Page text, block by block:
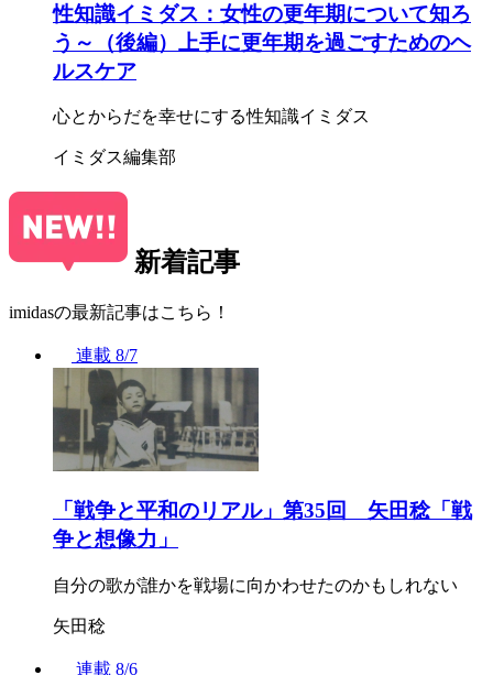
性知識イミダス：女性の更年期について知ろ
う～（後編）上手に更年期を過ごすためのヘ
ルスケア
心とからだを幸せにする性知識イミダス
イミダス編集部
新着記事
imidasの最新記事はこちら！
連載 8/7
「戦争と平和のリアル」第35回 矢田稔「戦
争と想像力」
自分の歌が誰かを戦場に向かわせたのかもしれない
矢田稔
連載 8/6